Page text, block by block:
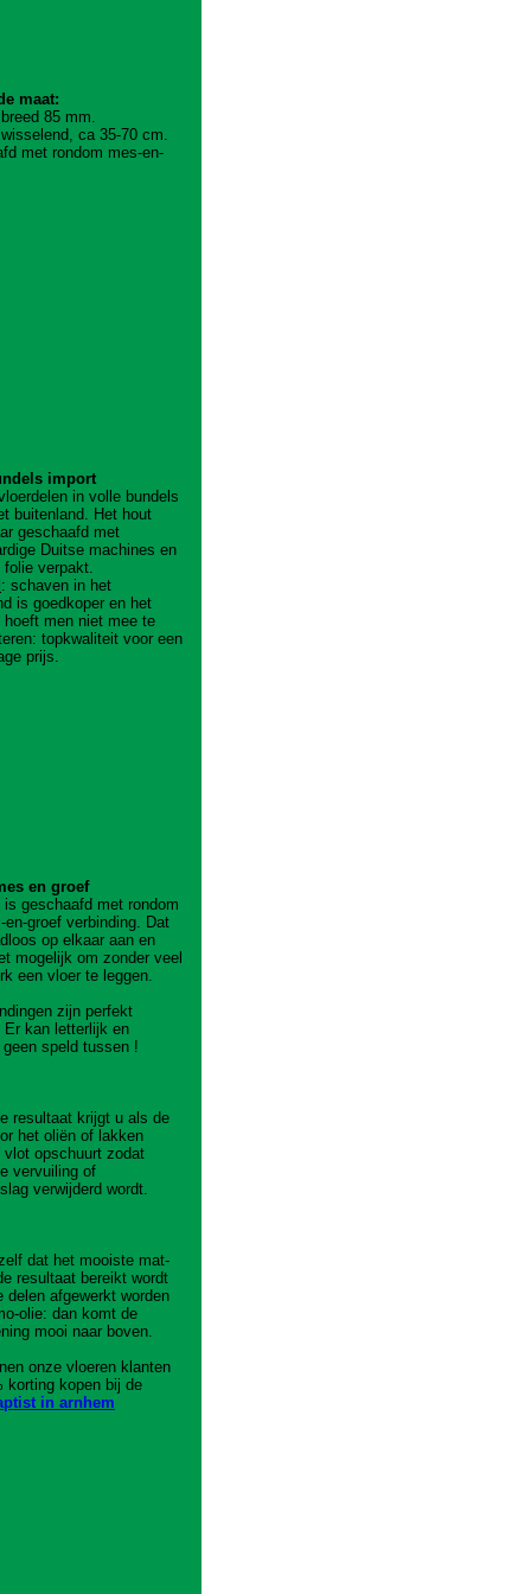
maat:
85 mm.
ca 35-70 cm.
met rondom mes-en-
import
in volle bundels
buitenland. Het hout
geschaafd met
Duitse machines en
folie verpakt.
: schaven in het
is goedkoper en het
hoeft men niet mee te
topkwaliteit voor een
prijs.
en groef
is geschaafd met rondom
en-groef verbinding. Dat
op elkaar aan en
mogelijk om zonder veel
een vloer te leggen.
zijn perfekt
Er kan letterlijk en
speld tussen !
resultaat krijgt u als de
het oliën of lakken
vlot opschuurt zodat
vervuiling of
verwijderd wordt.
dat het mooiste mat-
resultaat bereikt wordt
delen afgewerkt worden
olie: dan komt de
mooi naar boven.
onze vloeren klanten
korting kopen bij de
in arnhem